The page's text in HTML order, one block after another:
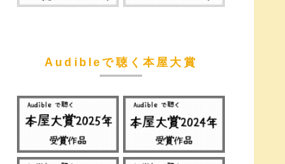
Audibleで聴く本屋大賞